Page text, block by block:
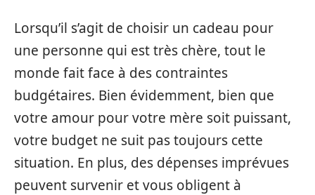
Lorsqu’il s’agit de choisir un cadeau pour
une personne qui est très chère, tout le
monde fait face à des contraintes
budgétaires. Bien évidemment, bien que
votre amour pour votre mère soit puissant,
votre budget ne suit pas toujours cette
situation. En plus, des dépenses imprévues
peuvent survenir et vous obligent à